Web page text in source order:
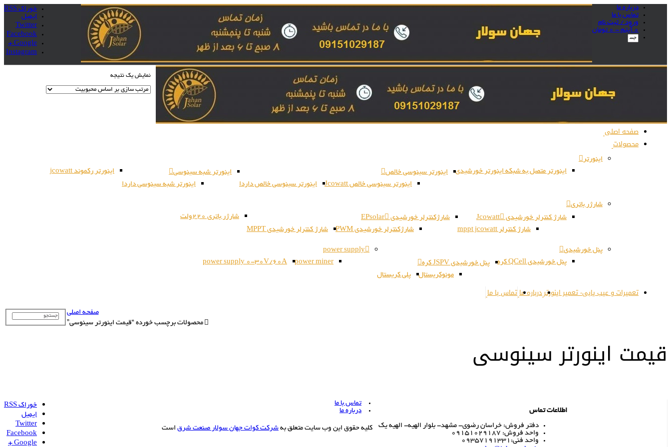
درباره ما
تماس با ما
ورود / ثبت نام
0 آیتم -
0 تومان
خوراک RSS
ایمیل
Twitter
Facebook
Google +
Instagram
صفحه اصلی
محصولات
اینورتر
اینورتر متصل به شبکه اینورتر خورشیدی
اینورتر سینوسی خالص
اینورتر سینوسی خالص Jcowatt
اینورتر سینوسی خالص داردا
اینورتر شبه سینوسی
اینورتر شبه سینوسی داردا
اینورتر رکموند jcowatt
شارژر باتری
شارژ کنترلر خورشیدی Jcowatt
شارژ کنترلر mppt jcowatt
شارژکنترلر خورشیدی EPsolar
شارژکنترلر خورشیدی PWM
شارژ کنترلر خورشیدی MPPT
شارژر باتری 220ولت
پنل خورشیدی
پنل خورشیدی QCell کره
پنل خورشیدی JSPV کره
مونوکریستال
پلی کریستال
power supply
power miner
power supply 0-30V/60A
تعمیرات و عیب یابی- تعمیر اینورتردرباره ماتماس با ما
قیمت اینورتر سینوسی
صفحه اصلی
محصولات برچسب خورده “قیمت اینورتر سینوسی”
نمایش یک نتیجه
اطلاعات تماس
دفتر فروش: خراسان رضوی- مشهد- بلوار الهیه- الهیه یک
واحد فروش: 09151029187
واحد فنی:09357191331
تماس با ما
درباره ما
کلیه حقوق این وب سایت متعلق به شرکت کوات جهان سولار صنعت شرق است
خوراک RSS
ایمیل
Twitter
Facebook
Google +